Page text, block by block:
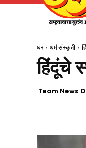
घर धर्म संस्कृती
हिंदूंचे
Team News